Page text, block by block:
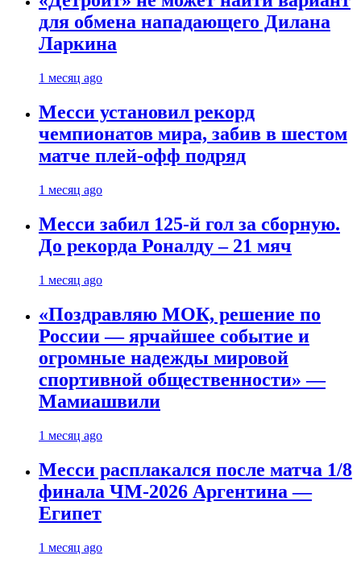
для обмена нападающего Дилана
Ларкина
1 месяц ago
Месси установил рекорд
чемпионатов мира, забив в шестом
матче плей‑офф подряд
1 месяц ago
Месси забил 125-й гол за сборную.
До рекорда Роналду – 21 мяч
1 месяц ago
«Поздравляю МОК, решение по
России — ярчайшее событие и
огромные надежды мировой
спортивной общественности» —
Мамиашвили
1 месяц ago
Месси расплакался после матча 1/8
финала ЧМ-2026 Аргентина —
Египет
1 месяц ago